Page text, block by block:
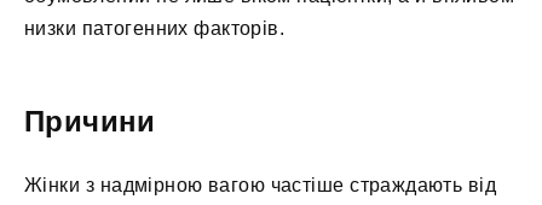
низки патогенних факторів.
Причини
Жінки з надмірною вагою частіше страждають від